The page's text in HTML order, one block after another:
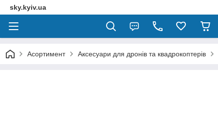
sky.kyiv.ua
Асортимент Аксесуари для дронів та квадрокоптерів